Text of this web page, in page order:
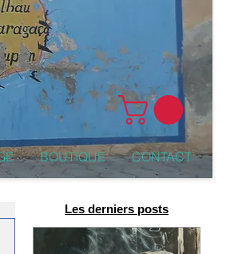
BOUTIQUE CONTACT
Les derniers posts